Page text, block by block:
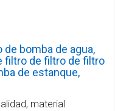
de bomba de agua,
filtro de filtro de filtro
de estanque,
material